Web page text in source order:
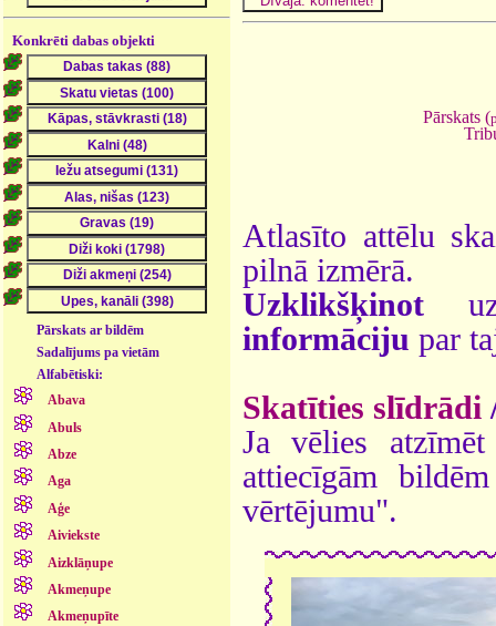
Konkrēti dabas objekti
Pārskats ar bildēm
Sadalījums pa vietām
Alfabētiski:
Abava
Abuls
Abze
Aga
Aģe
Aiviekste
Aizklāņupe
Akmeņupe
Akmeņupīte
Pārskats (
Atlasīto attēlu
pilnā izmērā.
Uzklikšķinot
informāciju par
Skatīties slīdrādi
Ja vēlies
attiecīgām
vērtējumu".